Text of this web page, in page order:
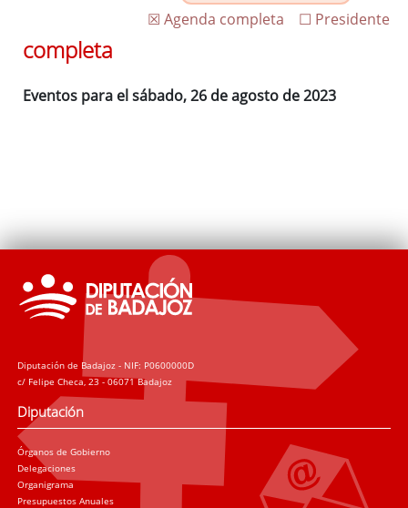
☐ Presidente
☒ Agenda completa
completa
Eventos para el sábado, 26 de agosto de 2023
Diputación de Badajoz - NIF: P0600000D
c/ Felipe Checa, 23 - 06071 Badajoz
Diputación
Órganos de Gobierno
Delegaciones
Organigrama
Presupuestos Anuales